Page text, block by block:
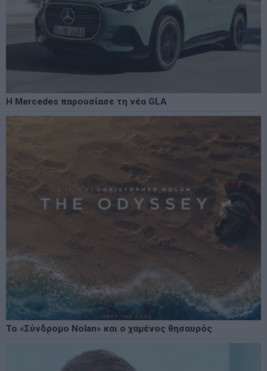
Η Mercedes παρουσίασε τη νέα GLA
Το «Σύνδρομο Nolan» και ο χαμένος θησαυρός